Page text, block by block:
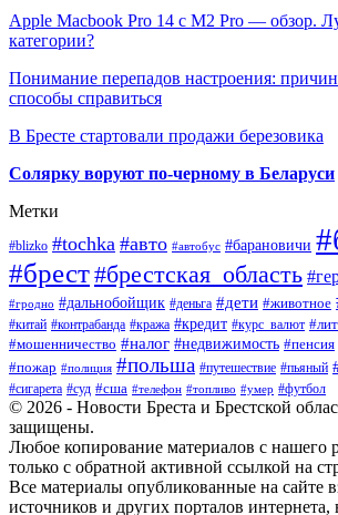
Apple Macbook Pro 14 с M2 Pro — обзор.
категории?
Понимание перепадов настроения:
способы справиться
В Бресте стартовали продажи березовика
Солярку воруют по-черному в Беларуси
Метки
#blizko #tochka #авто #автобус #барановичи
#брест#брестская_область
#гродно #дальнобойщик #деньга #дети #животное
#китай #контрабанда #кража #кредит #курс_валют
#мошенничество #налог #недвижимость #пенсия
#пожар #полиция #польша #путешествие #пьяный
#сигарета #суд #сша #телефон #топливо #умер #футбол
© 2026 - Новости Бреста и Брестской
защищены.
Любое копирование материалов с нашего
только с обратной активной ссылкой на
Все материалы опубликованные на сайте
источников и других порталов интернета,